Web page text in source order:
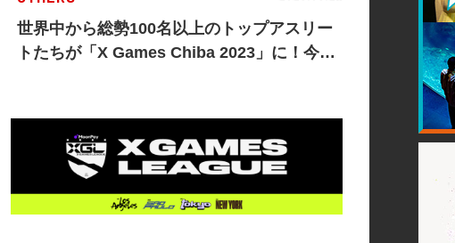
世界中から総勢100名以上のトップアスリー
トたちが「X Games Chiba 2023」に！今大